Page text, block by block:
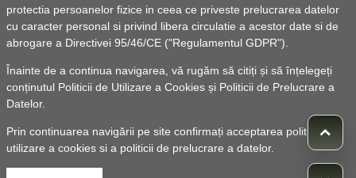
protectia persoanelor fizice in ceea ce priveste prelucrarea datelor
cu caracter personal si privind libera circulatie a acestor date si de
abrogare a Directivei 95/46/CE ("Regulamentul GDPR").
Înainte de a continua navigarea, vă rugăm să citiți și să înțelegeți
conținutul Politicii de Utilizare a Cookies și Politicii de Prelucrare a
Datelor.
Prin continuarea navigării pe site confirmați acceptarea politicii de
utilizare a cookies si a politicii de prelucrare a datelor.
© 2010 -Powered by Pancarpatica Invest Termeni de